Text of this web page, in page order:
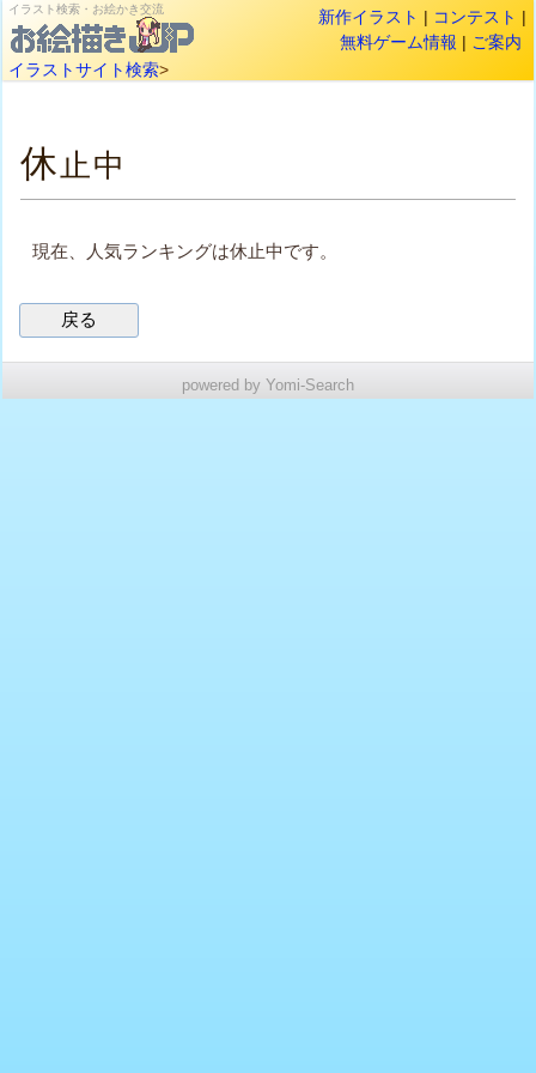
イラスト検索・お絵かき交流 新作イラスト | コンテスト |
無料ゲーム情報 | ご案内
イラストサイト検索>
休止中
現在、人気ランキングは休止中です。
powered by Yomi-Search